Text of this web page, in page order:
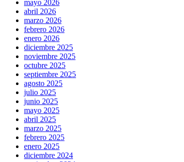
mayo 2026
abril 2026
marzo 2026
febrero 2026
enero 2026
diciembre 2025
noviembre 2025
octubre 2025
septiembre 2025
agosto 2025
julio 2025
junio 2025
mayo 2025
abril 2025
marzo 2025
febrero 2025
enero 2025
diciembre 2024